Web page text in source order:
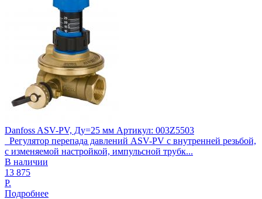
Danfoss ASV-PV, Ду=25 мм Артикул: 003Z5503
Регулятор перепада давлений ASV-PV с внутренней резьбой,
с изменяемой настройкой, импульсной трубк...
В наличии
13 875
Р.
Подробнее